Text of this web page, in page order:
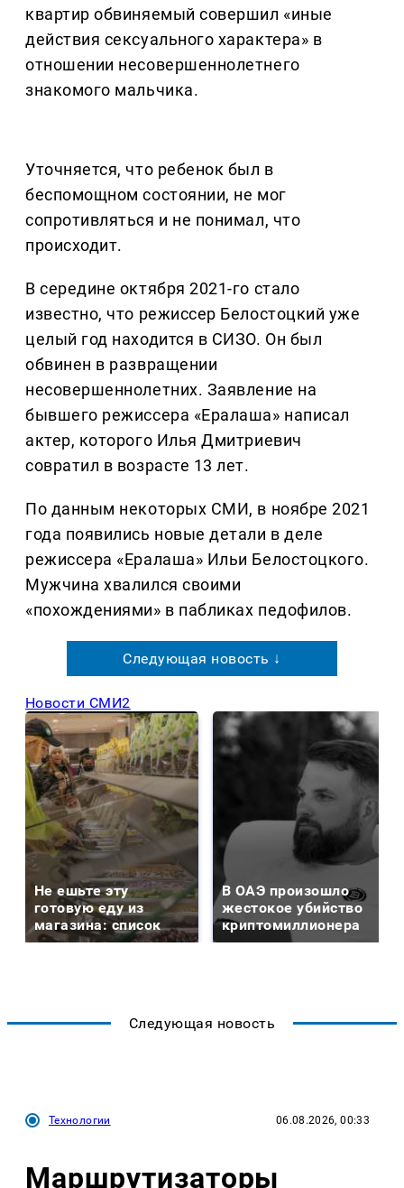
квартир обвиняемый совершил «иные
действия сексуального характера» в
отношении несовершеннолетнего
знакомого мальчика.
Уточняется, что ребенок был в
беспомощном состоянии, не мог
сопротивляться и не понимал, что
происходит.
В середине октября 2021-го стало
известно, что режиссер Белостоцкий уже
целый год находится в СИЗО. Он был
обвинен в развращении
несовершеннолетних. Заявление на
бывшего режиссера «Ералаша» написал
актер, которого Илья Дмитриевич
совратил в возрасте 13 лет.
По данным некоторых СМИ, в ноябре 2021
года появились новые детали в деле
режиссера «Ералаша» Ильи Белостоцкого.
Мужчина хвалился своими
«похождениями» в пабликах педофилов.
Следующая новость ↓
Новости СМИ2
Не ешьте эту
готовую еду из
магазина: список
В ОАЭ произошло
жестокое убийство
криптомиллионера
Следующая новость
Технологии 06.08.2026, 00:33
Маршрутизаторы